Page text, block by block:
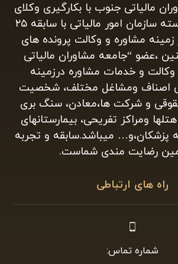
مالیاتی جنوب با بکارگیری وکلای
با تجربه و بازنشسته سازمان امور مالیاتی با سابقه ۲۵
مشاوره و وکالت پرونده های
،عضو “جامعه مشاوران مالیاتی
وکالت و خدمات مشاوره درزمینه
اصناف ومشاغل مختلف، شخصیت
و شرکت ها،معادن، سنگ بری
ومراکز تفریحی، بیمارستانهای
میباشد.سابقه و تجربه
رضایت مندی شماست.
راه های ارتباطی
شماره تماس: